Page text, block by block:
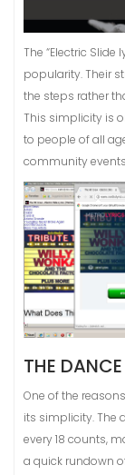
The “Electric Slide
popularity. Their
the steps rather
This simplicity is
to people of all
community
THE
One of the
its simplicity. The
every 18 counts,
a quick rundown